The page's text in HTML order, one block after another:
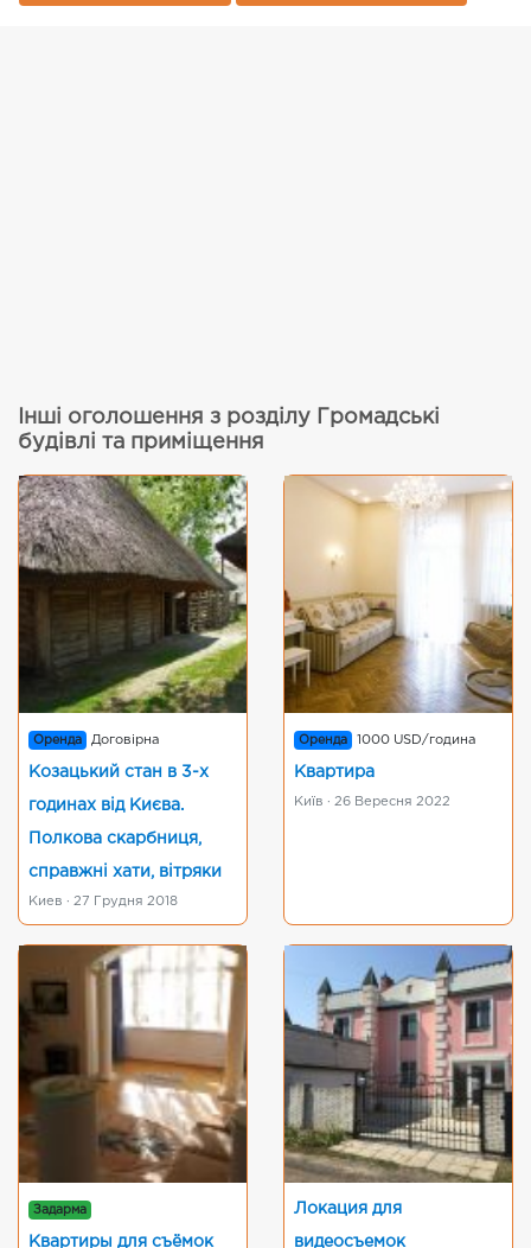
Інші оголошення з розділу Громадські
будівлі та приміщення
Оренда Договірна
Козацький стан в 3-х
годинах від Києва.
Полкова скарбниця,
справжні хати, вітряки
Киев · 27 Грудня 2018
Оренда 1000 USD/година
Квартира
Київ · 26 Вересня 2022
Задарма
Квартиры для съёмок
Локация для
видеосъемок